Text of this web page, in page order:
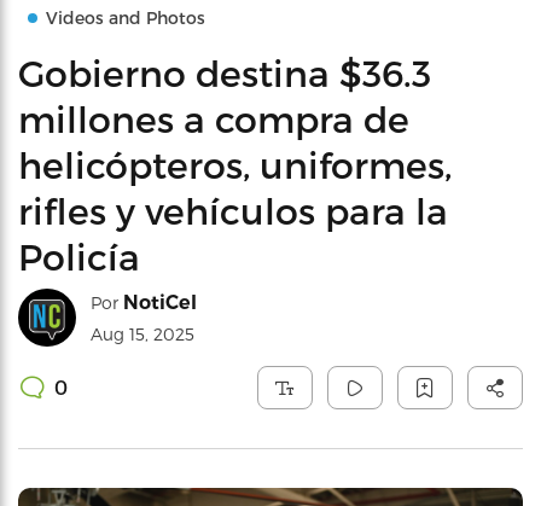
Videos and Photos
Gobierno destina $36.3
millones a compra de
helicópteros, uniformes,
rifles y vehículos para la
Policía
Por NotiCel
Aug 15, 2025
0